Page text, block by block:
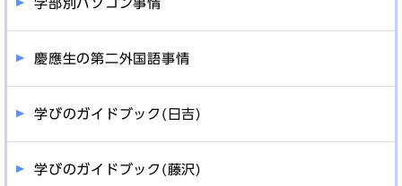
学部別パソコン事情
慶應生の第二外国語事情
学びのガイドブック(日吉)
学びのガイドブック(藤沢)